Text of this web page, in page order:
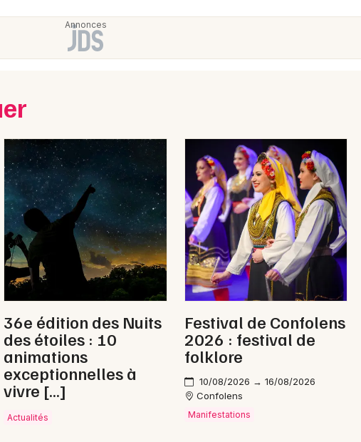
36e édition des Nuits
des étoiles : 10
animations
exceptionnelles à
vivre […]
Actualités
Festival de Confolens
2026 : festival de
folklore
10/08/2026 → 16/08/2026
Confolens
Manifestations